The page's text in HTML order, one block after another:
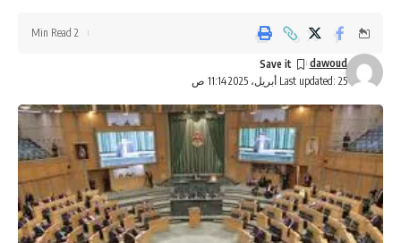
Last updated: 25 أبريل، 2025 11:14 ص
dawoud
2 Min Read